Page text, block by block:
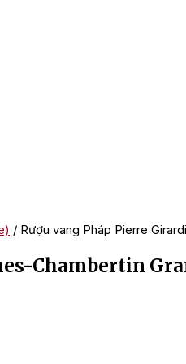
/ Rượu vang Pháp Pierre
Chambertin